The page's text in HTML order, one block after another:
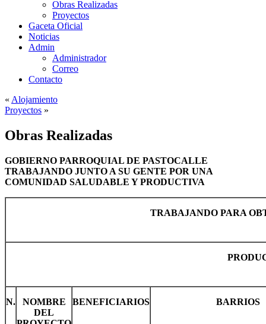
Obras Realizadas
Proyectos
Gaceta Oficial
Noticias
Admin
Administrador
Correo
Contacto
« Alojamiento
Proyectos »
Obras Realizadas
GOBIERNO PARROQUIAL DE PASTOCALLE
TRABAJANDO JUNTO A SU GENTE POR UNA
COMUNIDAD SALUDABLE Y PRODUCTIVA
TRABAJANDO PARA
N.
NOMBRE
DEL
BENEFICIARIOS BARRIOS